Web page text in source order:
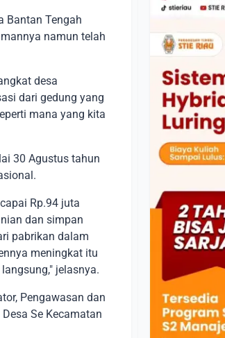
Bantan Tengah
namun telah
desa
dari gedung yang
mana yang kita
30 Agustus tahun
Rp.94 juta
dan simpan
pabrikan dalam
meningkat itu
jelasnya.
Pengawasan dan
Se Kecamatan